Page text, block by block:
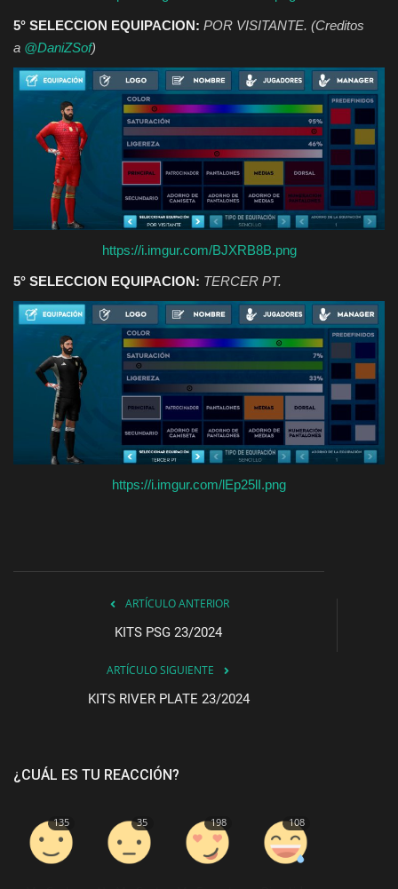
5° SELECCION EQUIPACION: POR VISITANTE. (Creditos
a @DaniZSof)
https://i.imgur.com/BJXRB8B.png
5° SELECCION EQUIPACION: TERCER PT.
https://i.imgur.com/lEp25lI.png
ARTÍCULO ANTERIOR
KITS PSG 23/2024
ARTÍCULO SIGUIENTE
KITS RIVER PLATE 23/2024
¿CUÁL ES TU REACCIÓN?
135 35 198 108